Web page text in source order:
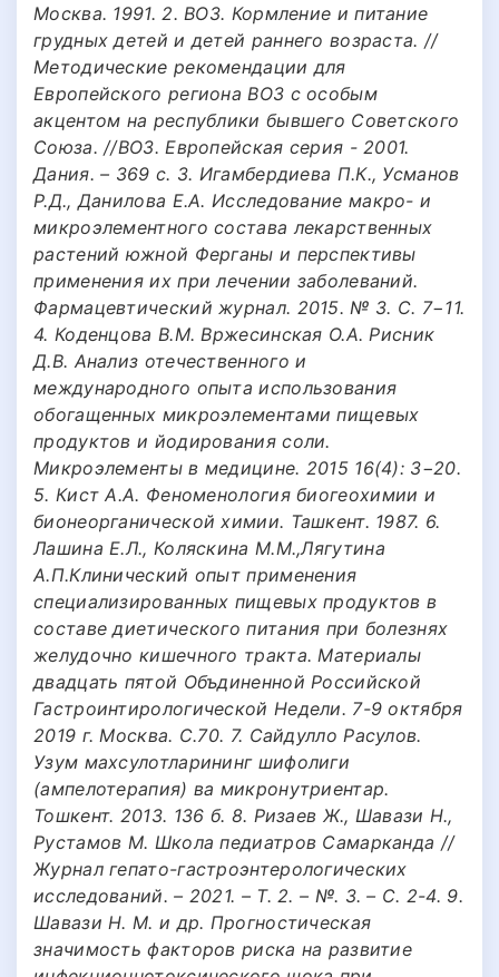
Москва. 1991. 2. ВОЗ. Кормление и питание
грудных детей и детей раннего возраста. //
Методические рекомендации для
Европейского региона ВОЗ с особым
акцентом на республики бывшего Советского
Союза. //ВОЗ. Европейская серия - 2001.
Дания. – 369 с. 3. Игамбердиева П.К., Усманов
Р.Д., Данилова Е.А. Исследование макро- и
микроэлементного состава лекарственных
растений южной Ферганы и перспективы
применения их при лечении заболеваний.
Фармацевтический журнал. 2015. № 3. С. 7−11.
4. Коденцова В.М. Вржесинская О.А. Рисник
Д.В. Анализ отечественного и
международного опыта использования
обогащенных микроэлементами пищевых
продуктов и йодирования соли.
Микроэлементы в медицине. 2015 16(4): 3−20.
5. Кист А.А. Феноменология биогеохимии и
бионеорганической химии. Ташкент. 1987. 6.
Лашина Е.Л., Коляскина М.М.,Лягутина
А.П.Клинический опыт применения
специализированных пищевых продуктов в
составе диетического питания при болезнях
желудочно кишечного тракта. Материалы
двадцать пятой Объдиненной Российской
Гастроинтирологической Недели. 7-9 октября
2019 г. Москва. С.70. 7. Сайдулло Расулов.
Узум махсулотларининг шифолиги
(ампелотерапия) ва микронутриентар.
Тошкент. 2013. 136 б. 8. Ризаев Ж., Шавази Н.,
Рустамов М. Школа педиатров Самарканда //
Журнал гепато-гастроэнтерологических
исследований. – 2021. – Т. 2. – №. 3. – С. 2-4. 9.
Шавази Н. М. и др. Прогностическая
значимость факторов риска на развитие